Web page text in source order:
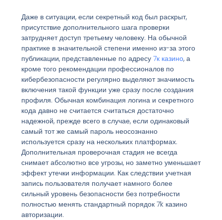
Даже в ситуации, если секретный код был раскрыт,
присутствие дополнительного шага проверки
затрудняет доступ третьему человеку. На обычной
практике в значительной степени именно из-за этого
публикации, представленные по адресу 7к казино, а
кроме того рекомендации профессионалов по
кибербезопасности регулярно выделяют значимость
включения такой функции уже сразу после создания
профиля. Обычная комбинация логина и секретного
кода давно не считается считаться достаточно
надежной, прежде всего в случае, если одинаковый
самый тот же самый пароль неосознанно
используется сразу на нескольких платформах.
Дополнительная проверочная стадия не всегда
снимает абсолютно все угрозы, но заметно уменьшает
эффект утечки информации. Как следствии учетная
запись пользователя получает намного более
сильный уровень безопасности без потребности
полностью менять стандартный порядок 7k казино
авторизации.